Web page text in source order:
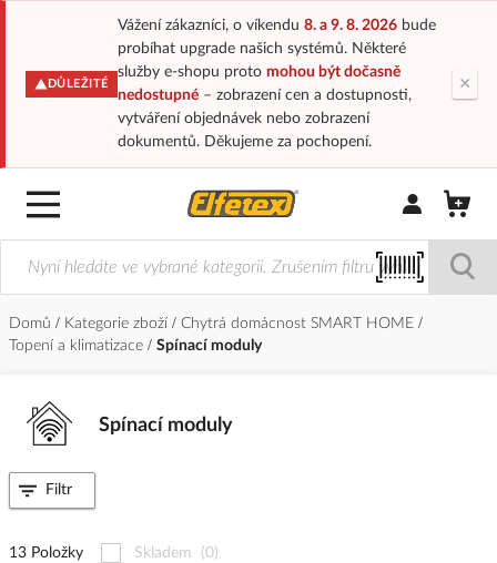
DŮLEŽITÉ
Vážení zákazníci, o víkendu 8. a 9. 8. 2026bude
probíhat upgrade našich systémů. Některé
služby e-shopu proto mohou být dočasně
nedostupné– zobrazení cen a dostupnosti,
vytváření objednávek nebo zobrazení
dokumentů. Děkujeme za pochopení.
×
Přihlásit/
Domů Kategorie zboží
Chytrá domácnost SMART HOME
Topení a klimatizace
Spínací moduly
Spínací moduly
13 Položky Skladem (0)
Filtr